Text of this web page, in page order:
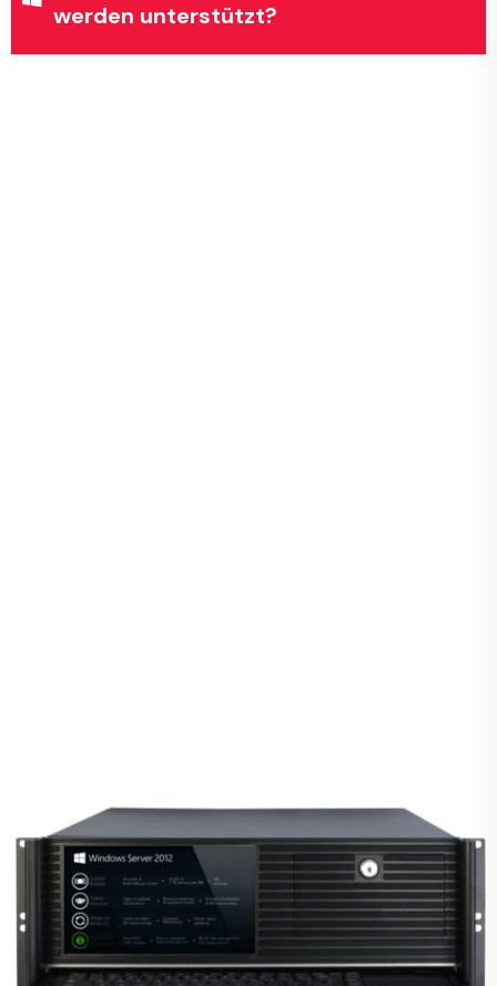
werden unterstützt?